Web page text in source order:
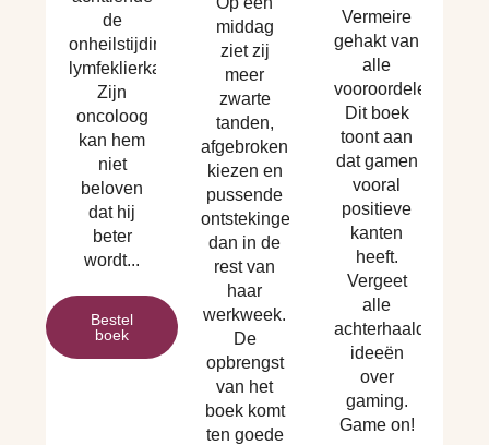
de
onheilstijding:
lymfeklierkanker.
Zijn
oncoloog
kan hem
niet
beloven
dat hij
beter
wordt...
Bestel
boek
middag
ziet zij
meer
zwarte
tanden,
afgebroken
kiezen en
pussende
ontstekingen
dan in de
rest van
haar
werkweek.
De
opbrengst
van het
boek komt
ten goede
Vermeire
gehakt van
alle
vooroordelen.
Dit boek
toont aan
dat gamen
vooral
positieve
kanten
heeft.
Vergeet
alle
achterhaalde
ideeën
over
gaming.
Game on!